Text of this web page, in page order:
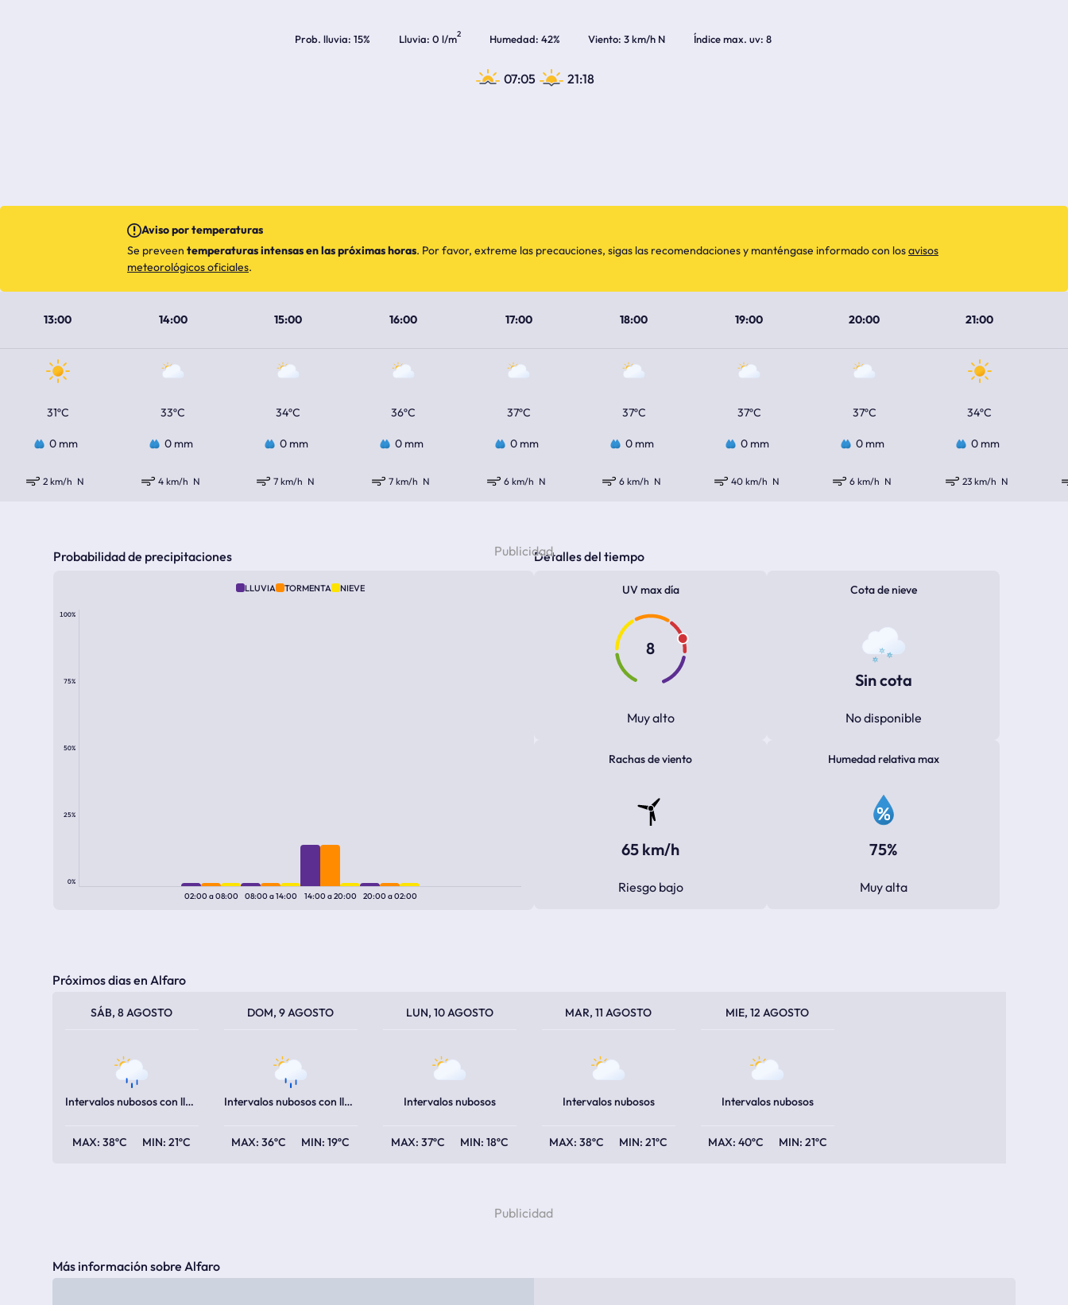
Prob. lluvia 15% Lluvia 0 l/m2 Humedad 42% Viento 3 km/h N Índice max. uv 8
07:05 21:18
13:00 14:00 15:00 16:00 17:00 18:00 19:00 20:00 21:00
31ºC 33ºC 34ºC 36ºC 37ºC 37ºC 37ºC 37ºC 34ºC
0 mm 0 mm 0 mm 0 mm 0 mm 0 mm 0 mm 0 mm 0 mm
2 km/h N 4 km/h N 7 km/h N 7 km/h N 6 km/h N 6 km/h N 40 km/h N 6 km/h N 23 km/h N
Aviso por temperaturas
Se preveen temperaturas intensas en las próximas horas. Por favor, extreme las precauciones, sigas las recomendaciones y manténgase informado con losavisos
meteorológicos oficiales.
Probabilidad de precipitaciones
LLUVIA TORMENTA NIEVE
100%
75%
50%
25%
0%
02:00a08:00 08:00a14:00 14:00a20:00 20:00a02:00
Detalles del tiempo
UV max día
8
Muy alto
Cota de nieve
Sin cota
No disponible
Rachas de viento
65 km/h
Riesgo bajo
Humedad relativa max
75%
Muy alta
Próximos dias en Alfaro
SÁB, 8 AGOSTO
Intervalos nubosos con lluvia
38ºC 21ºC
DOM, 9 AGOSTO
Intervalos nubosos con lluvia escasa
36ºC 19ºC
LUN, 10 AGOSTO
Intervalos nubosos
37ºC 18ºC
MAR, 11 AGOSTO
Intervalos nubosos
38ºC 21ºC
MIE, 12 AGOSTO
Intervalos nubosos
40ºC 21ºC
Más información sobre Alfaro